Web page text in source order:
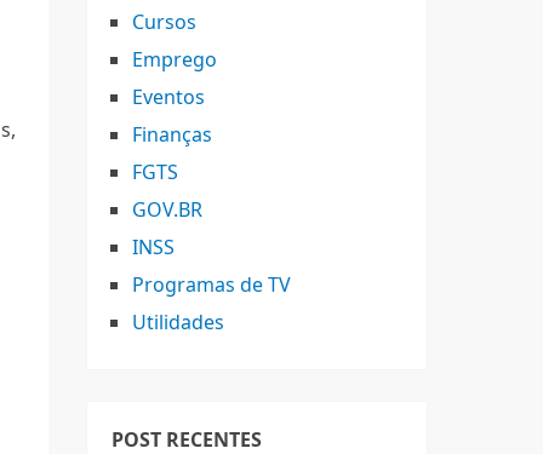
Cursos
Emprego
Eventos
Finanças
FGTS
GOV.BR
INSS
Programas de TV
Utilidades
POST RECENTES